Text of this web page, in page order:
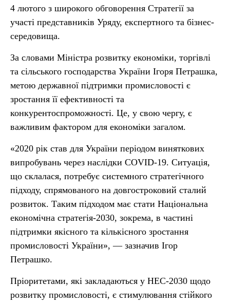
4 лютого з широкого обговорення Стратегії за
участі представників Уряду, експертного та бізнес-
середовища.
За словами Міністра розвитку економіки, торгівлі
та сільського господарства України Ігоря Петрашка,
метою державної підтримки промисловості є
зростання її ефективності та
конкурентоспроможності. Це, у свою чергу, є
важливим фактором для економіки загалом.
«2020 рік став для України періодом виняткових
випробувань через наслідки COVID-19. Ситуація,
що склалася, потребує системного стратегічного
підходу, спрямованого на довгостроковий сталий
розвиток. Таким підходом має стати Національна
економічна стратегія-2030, зокрема, в частині
підтримки якісного та кількісного зростання
промисловості України», — зазначив Ігор
Петрашко.
Пріоритетами, які закладаються у НЕС-2030 щодо
розвитку промисловості, є стимулювання стійкого